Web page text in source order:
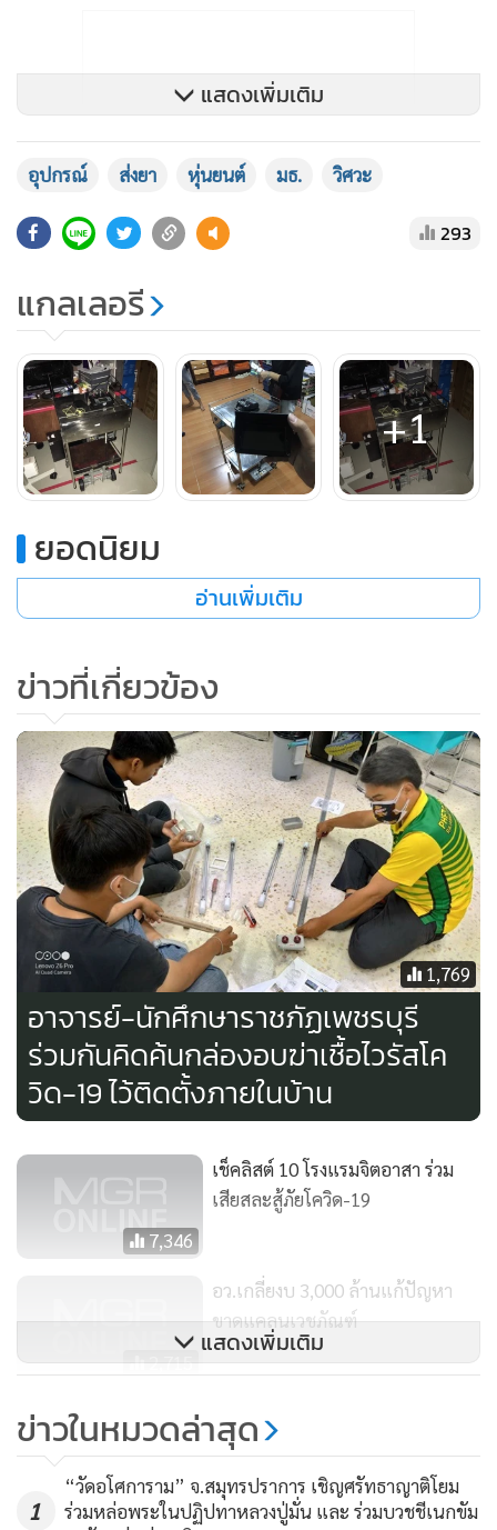
สำหรับ Tham-Robot ทำงานโดยใช้อุปกรณ์พิเศษติดตั้งที่
บริเวณใต้รถเข็น เพื่อกำหนดทิศทางในการเคลื่อนที่ สำหรับการ
ควบคุมการทำงานนั้น สามารถทำโดยใช้รีโมต
คอนโทรล (Remote Control) แบบไร้ซึ่งบุคลากรทางการแพทย์
สามารถควบคุมในห้องทำงานได้ โดยที่ไม่ต้องเดินทางไปยังห้อง
พักของผู้ป่วย ทำให้ลดโอกาสการติดเชื้อมากยิ่งขึ้น สำหรับ
กิจกรรมที่คาดว่าสามารถใช้งาน Tham-Robot ได้แทนการเดิน
ทางไปยังห้องพักผู้ป่วย อาทิ การบริการส่งยาระหว่างวัน การ
บริการส่งอาหาร รวมทั้งการเก็บตัวอย่างปัสสาวะและอุจจาระ
โดยที่สามารถคอนโทรลให้ Tham-Robot ปฏิบัติงานในส่วนนี้
แทนบุคลากรทางการแพทย์ได้ นอกจากการทำงานภายใน
อาคารแล้ว จากการทดลองยังพบว่า Tham-Robot สามารถ
ทำงานได้บนพื้นผิวถนนภายนอกอาคารได้อย่างมีประสิทธิภาพ
“อย่างไรก็ดี สำหรับ “Tham-Robot : หุ่นยนต์จัดส่งอุปกรณ์
ทางการแพทย์” ตัวต้นแบบแรกนี้ ได้นำไปใช้จริง ณ โรงพยาบาล
สนาม ภายในมหาวิทยาลัยธรรมศาสตร์ ศูนย์รังสิต เรียบร้อยแล้ว
พร้อมเร่งผลิตเพิ่มเติมเพื่อรองรับความต้องการในการใช้งาน และ
ขยายผลไปยังโรงพยาบาลอื่นที่ประสงค์ใช้งานภายในโรงพยาบาล
อีกด้วย” นายวัชระ กล่าว
โทร. 086-519-5700 หรือ ติดตามข่าวสารและความเคลื่อนไหว
กิจกรรมของ TSE ได้ที่
www.facebook.com/ENGR.THAMMASAT และ
แสดงเพิ่มเติม
อุปกรณ์ ส่งยา หุ่นยนต์ มธ. วิศวะ
293
แกลเลอรี
+1
ยอดนิยม
อ่านเพิ่มเติม
ข่าวที่เกี่ยวข้อง
1,769
อาจารย์-นักศึกษาราชภัฏเพชรบุรี
ร่วมกันคิดค้นกล่องอบฆ่าเชื้อไวรัสโค
วิด-19 ไว้ติดตั้งภายในบ้าน
7,346
เช็คลิสต์ 10 โรงแรมจิตอาสา ร่วม
เสียสละสู้ภัยโควิด-19
2,715
อว.เกลี่ยงบ 3,000 ล้านแก้ปัญหา
ขาดแคลนเวชภัณฑ์
196
เลี่ยงเส้นทางโดยรอบ
แสดงเพิ่มเติม
ข่าวในหมวดล่าสุด
1
“วัดอโศการาม” จ.สมุทรปราการ เชิญศรัทธาญาติโยม
ร่วมหล่อพระในปฏิปทาหลวงปู่มั่น และ ร่วมบวชชีเนกขัม